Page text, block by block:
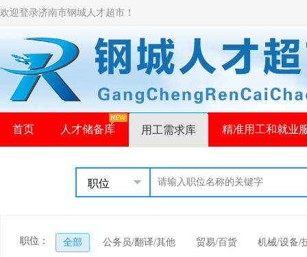
欢迎登录济南市钢城人才超市！
首页 人才储备库 用工需求库 精准用工和就业
职位
职位： 全部 公务员/翻译/其他 贸易/百货 机械/设备/